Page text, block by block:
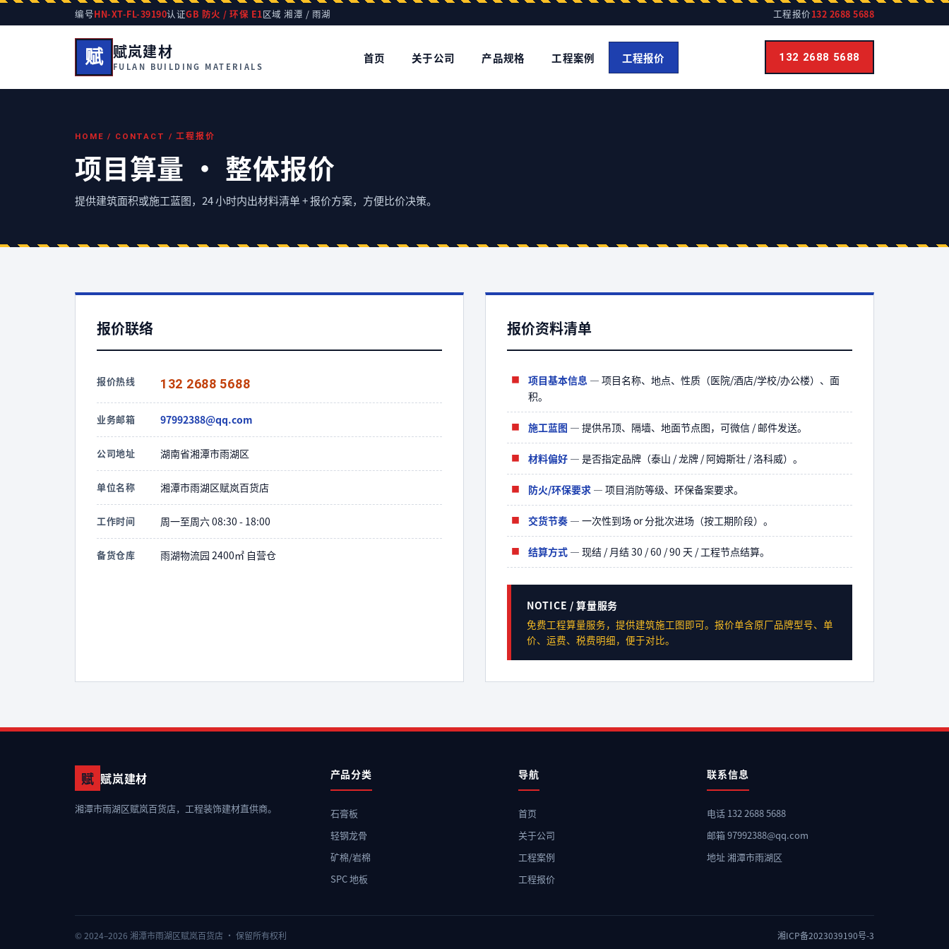
编号HN-XT-FL-39190认证GB 防火 / 环保 E1区域 湘潭 / 雨湖 工程报价132 2688 5688
赋 赋岚建材
FULAN BUILDING MATERIALS
首页 关于公司 产品规格 工程案例 工程报价 132 2688 5688
HOME / CONTACT / 工程报价
项目算量 · 整体报价
提供建筑面积或施工蓝图，24 小时内出材料清单 + 报价方案，方便比价决策。
报价联络
报价热线 132 2688 5688
业务邮箱 97992388@qq.com
公司地址 湖南省湘潭市雨湖区
单位名称 湘潭市雨湖区赋岚百货店
工作时间 周一至周六 08:30 - 18:00
备货仓库 雨湖物流园 2400㎡ 自营仓
报价资料清单
项目基本信息 — 项目名称、地点、性质（医院/酒店/学校/办公楼）、面
积。
施工蓝图 — 提供吊顶、隔墙、地面节点图，可微信 / 邮件发送。
材料偏好 — 是否指定品牌（泰山 / 龙牌 / 阿姆斯壮 / 洛科威）。
防火/环保要求 — 项目消防等级、环保备案要求。
交货节奏 — 一次性到场 or 分批次进场（按工期阶段）。
结算方式 — 现结 / 月结 30 / 60 / 90 天 / 工程节点结算。
NOTICE / 算量服务
免费工程算量服务，提供建筑施工图即可。报价单含原厂品牌型号、单
价、运费、税费明细，便于对比。
赋 赋岚建材
湘潭市雨湖区赋岚百货店，工程装饰建材直供商。
产品分类
石膏板
轻钢龙骨
矿棉/岩棉
SPC 地板
导航
首页
关于公司
工程案例
工程报价
联系信息
电话 132 2688 5688
邮箱 97992388@qq.com
地址 湘潭市雨湖区
© 2024–2026 湘潭市雨湖区赋岚百货店 · 保留所有权利 湘ICP备2023039190号-3